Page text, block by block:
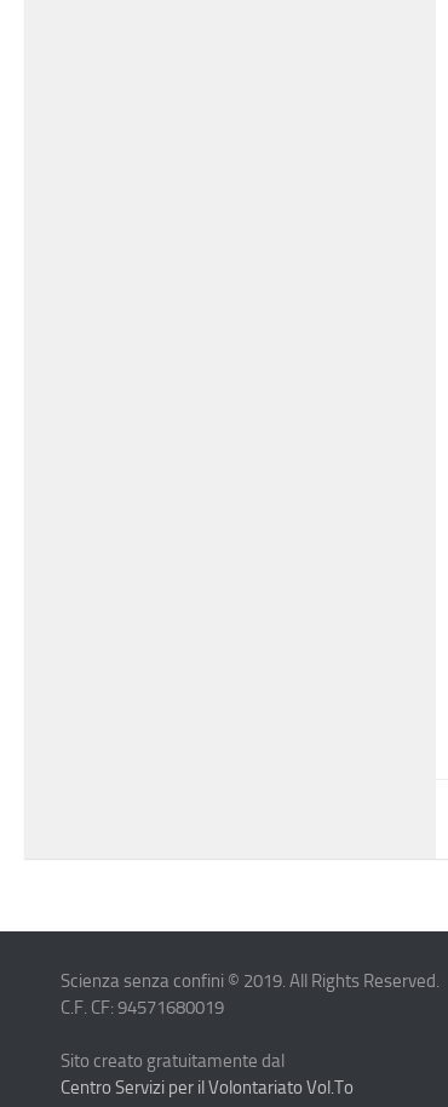
Scienza senza confini © 2019. All Rights Reserved.
C.F. CF: 94571680019
Sito creato gratuitamente dal
Centro Servizi per il Volontariato Vol.To